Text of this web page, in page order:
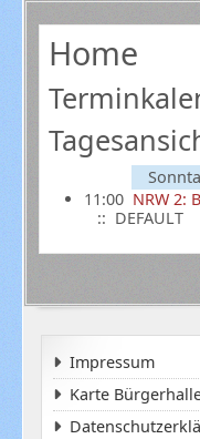
Home
11:00 NRW 2:
:: DEFAULT
Impressum
Karte